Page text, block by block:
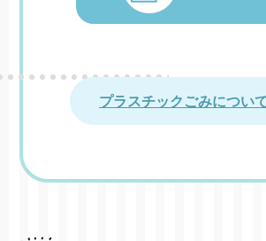
プラスチックごみについ